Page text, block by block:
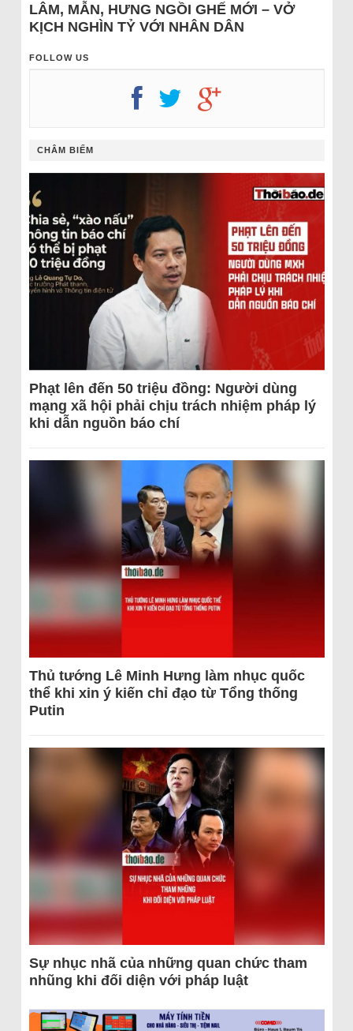
LÂM, MẪN, HƯNG NGỒI GHẾ MỚI – VỞ
KỊCH NGHÌN TỶ VỚI NHÂN DÂN
FOLLOW US
CHÂM BIẾM
Phạt lên đến 50 triệu đồng: Người dùng
mạng xã hội phải chịu trách nhiệm pháp lý
khi dẫn nguồn báo chí
Thủ tướng Lê Minh Hưng làm nhục quốc
thể khi xin ý kiến chỉ đạo từ Tổng thống
Putin
Sự nhục nhã của những quan chức tham
nhũng khi đối diện với pháp luật